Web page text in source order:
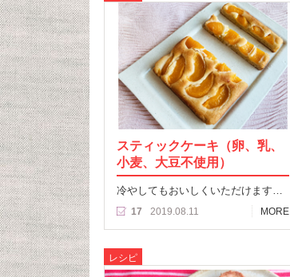
スティックケーキ（卵、乳、
小麦、大豆不使用）
冷やしてもおいしくいただけます…
17 2019.08.11 MORE
レシピ